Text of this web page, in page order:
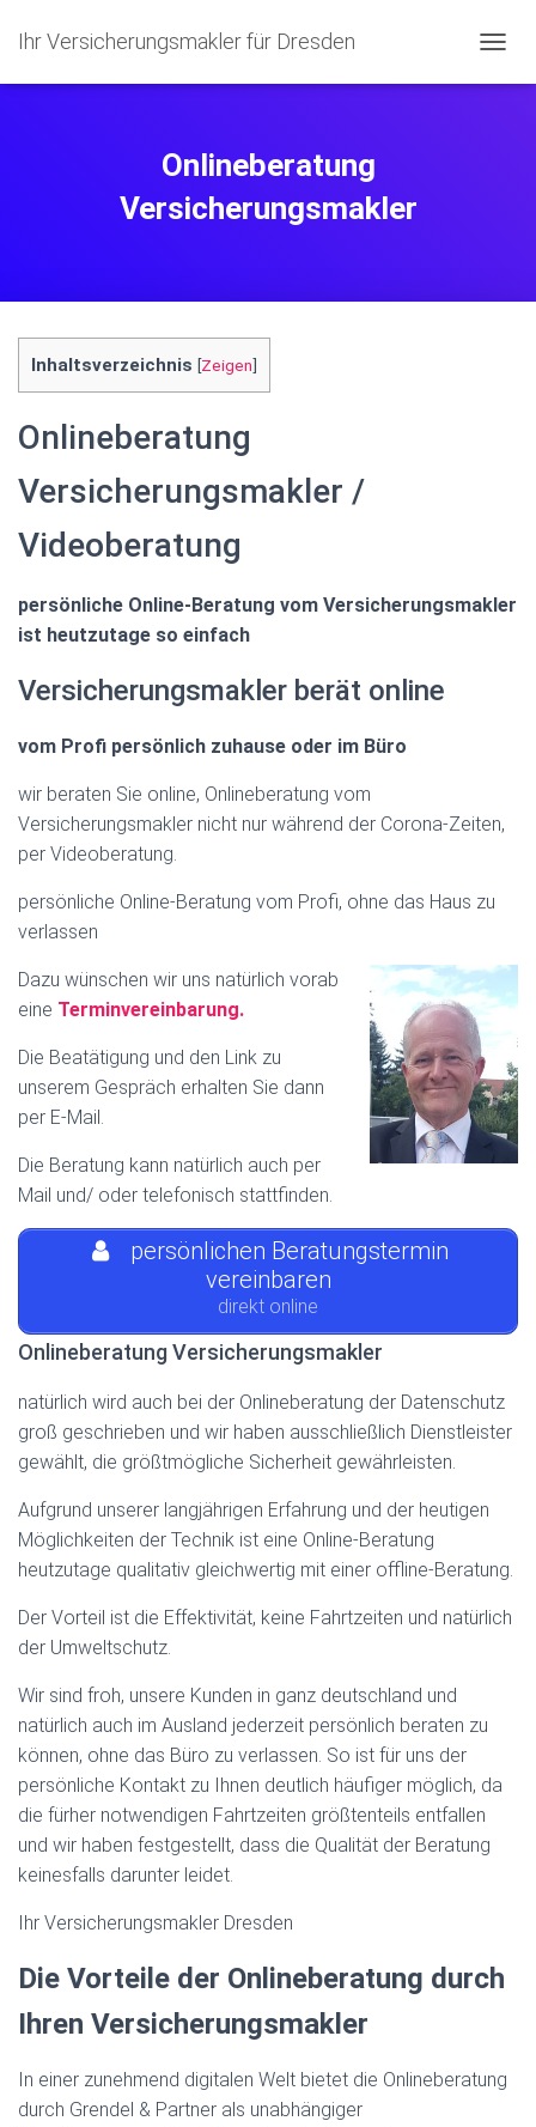
Ihr Versicherungsmakler für Dresden
A
Onlineberatung
Versicherungsmakler
Inhaltsverzeichnis [Zeigen]
Onlineberatung
Versicherungsmakler /
Videoberatung
persönliche Online-Beratung vom Versicherungsmakler
ist heutzutage so einfach
Versicherungsmakler berät online
vom Profi persönlich zuhause oder im Büro
wir beraten Sie online, Onlineberatung vom
Versicherungsmakler nicht nur während der Corona-Zeiten,
per Videoberatung.
persönliche Online-Beratung vom Profi, ohne das Haus zu
verlassen
Dazu wünschen wir uns natürlich vorab
eine Terminvereinbarung.
Die Beatätigung und den Link zu
unserem Gespräch erhalten Sie dann
per E-Mail.
Die Beratung kann natürlich auch per
Mail und/ oder telefonisch stattfinden.
persönlichen Beratungstermin
vereinbaren
direkt online
Onlineberatung Versicherungsmakler
natürlich wird auch bei der Onlineberatung der Datenschutz
groß geschrieben und wir haben ausschließlich Dienstleister
gewählt, die größtmögliche Sicherheit gewährleisten.
Aufgrund unserer langjährigen Erfahrung und der heutigen
Möglichkeiten der Technik ist eine Online-Beratung
heutzutage qualitativ gleichwertig mit einer offline-Beratung.
Der Vorteil ist die Effektivität, keine Fahrtzeiten und natürlich
der Umweltschutz.
Wir sind froh, unsere Kunden in ganz deutschland und
natürlich auch im Ausland jederzeit persönlich beraten zu
können, ohne das Büro zu verlassen. So ist für uns der
persönliche Kontakt zu Ihnen deutlich häufiger möglich, da
die fürher notwendigen Fahrtzeiten größtenteils entfallen
und wir haben festgestellt, dass die Qualität der Beratung
keinesfalls darunter leidet.
Ihr Versicherungsmakler Dresden
Die Vorteile der Onlineberatung durch
Ihren Versicherungsmakler
In einer zunehmend digitalen Welt bietet die Onlineberatung
durch Grendel & Partner als unabhängiger